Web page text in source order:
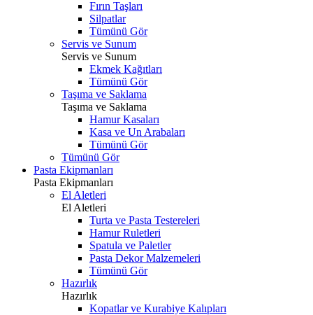
Fırın Taşları
Silpatlar
Tümünü Gör
Servis ve Sunum
Servis ve Sunum
Ekmek Kağıtları
Tümünü Gör
Taşıma ve Saklama
Taşıma ve Saklama
Hamur Kasaları
Kasa ve Un Arabaları
Tümünü Gör
Tümünü Gör
Pasta Ekipmanları
Pasta Ekipmanları
El Aletleri
El Aletleri
Turta ve Pasta Testereleri
Hamur Ruletleri
Spatula ve Paletler
Pasta Dekor Malzemeleri
Tümünü Gör
Hazırlık
Hazırlık
Kopatlar ve Kurabiye Kalıpları